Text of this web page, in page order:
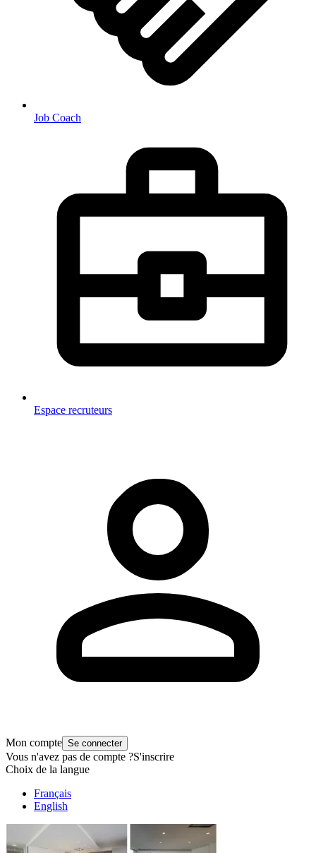
Job Coach
Espace recruteurs
Mon compte Se connecter
Vous n'avez pas de compte ?S'inscrire
Choix de la langue
Français
English